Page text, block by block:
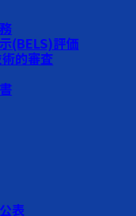
(BELS)評価
的審査
表